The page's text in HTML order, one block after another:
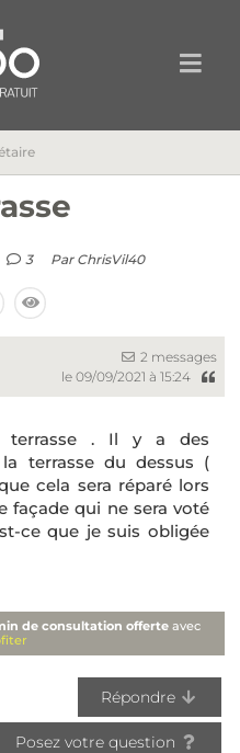
3 Par ChrisVil40
2 messages
le 09/09/2021 à 15:24
terrasse . Il y a des
terrasse du dessus (
cela sera réparé lors
façade qui ne sera voté
ce que je suis obligée
de consultation offerte avec
Répondre
Posez votre question